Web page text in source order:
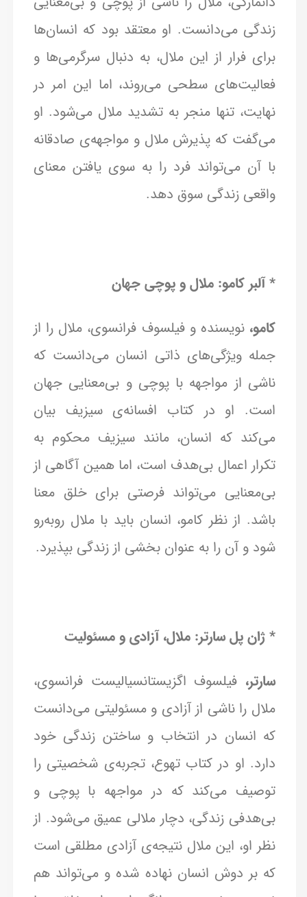
زندگی می‌دانست. او معتقد بود که انسان‌ها
برای فرار از این ملال، به دنبال سرگرمی‌ها و
فعالیت‌های سطحی می‌روند، اما این امر در
نهایت، تنها منجر به تشدید ملال می‌شود. او
می‌گفت که پذیرش ملال و مواجهه‌ی صادقانه
با آن می‌تواند فرد را به سوی یافتن معنای
واقعی زندگی سوق دهد.
* آلبر کامو: ملال و پوچی جهان
کامو، نویسنده و فیلسوف فرانسوی، ملال را از
جمله ویژگی‌های ذاتی انسان می‌دانست که
ناشی از مواجهه با پوچی و بی‌معنایی جهان
است. او در کتاب افسانه‌ی سیزیف بیان
می‌کند که انسان، مانند سیزیف محکوم به
تکرار اعمال بی‌هدف است، اما همین آگاهی از
بی‌معنایی می‌تواند فرصتی برای خلق معنا
باشد. از نظر کامو، انسان باید با ملال روبه‌رو
شود و آن را به عنوان بخشی از زندگی بپذیرد.
* ژان پل سارتر: ملال، آزادی و مسئولیت
سارتر، فیلسوف اگزیستانسیالیست فرانسوی،
ملال را ناشی از آزادی و مسئولیتی می‌دانست
که انسان در انتخاب و ساختن زندگی خود
دارد. او در کتاب تهوع، تجربه‌ی شخصیتی را
توصیف می‌کند که در مواجهه با پوچی و
بی‌هدفی زندگی، دچار ملالی عمیق می‌شود. از
نظر او، این ملال نتیجه‌ی آزادی مطلقی است
که بر دوش انسان نهاده شده و می‌تواند هم